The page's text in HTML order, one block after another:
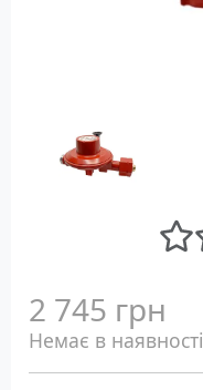
2 745 грн
Немає в наявності